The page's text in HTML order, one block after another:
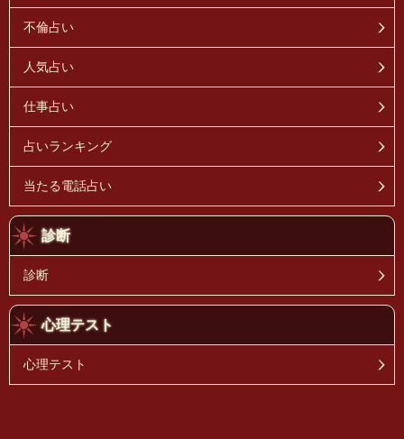
不倫占い
人気占い
仕事占い
占いランキング
当たる電話占い
診断
診断
心理テスト
心理テスト